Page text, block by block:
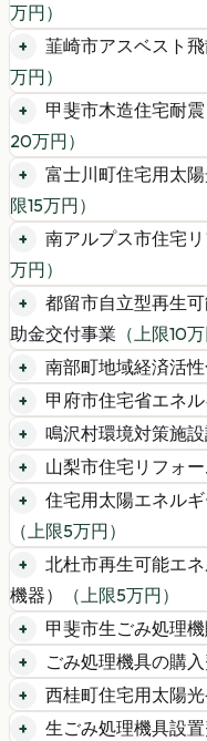
万円）
韮崎市アスベスト
万円）
甲斐市木造住宅耐
20万円）
富士川町住宅用太
限15万円）
南アルプス市住宅
万円）
都留市自立型再生
助金交付事業 （上限10万
南部町地域経済活
甲府市住宅省エネ
鳴沢村環境対策施
山梨市住宅リフォ
住宅用太陽エネル
（上限5万円）
北杜市再生可能エ
機器）
（上限5万円）
甲斐市生ごみ処理
ごみ処理機具の購
西桂町住宅用太陽
生ごみ処理機具設